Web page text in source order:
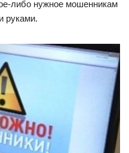
либо нужное мошенникам
руками.